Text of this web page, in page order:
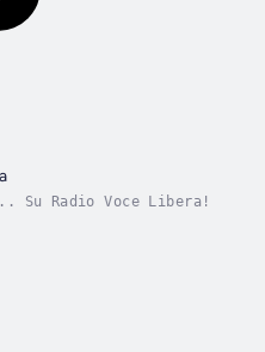
Su Radio Voce Libera!